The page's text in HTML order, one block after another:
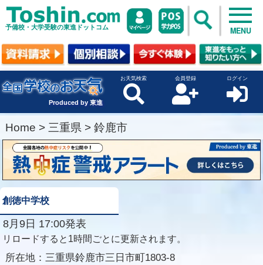
予備校・大学受験の東進ドットコム MENU
Produced by 東進
お天気検索 会員登録 ログイン
Home > 三重県 > 鈴鹿市
創徳中学校
8月9日 17:00発表
リロードすると1時間ごとに更新されます。
所在地： 三重県鈴鹿市三日市町1803-8